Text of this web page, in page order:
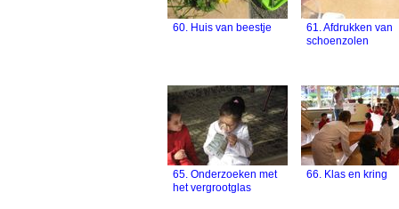
60. Huis van beestje
61. Afdrukken van
schoenzolen
65. Onderzoeken met
het vergrootglas
66. Klas en kring